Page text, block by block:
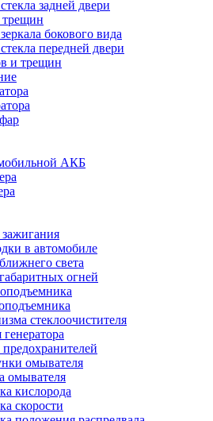
задней двери
бокового вида
передней двери
и трещин
АКБ
в автомобиле
света
огней
стеклоочистителя
омывателя
омывателя
кислорода
скорости